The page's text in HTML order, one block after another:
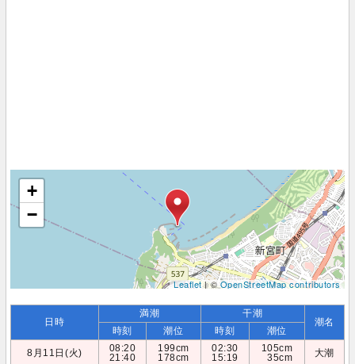
+
−
Leaflet| ©OpenStreetMap contributors
日時
満潮 干潮
潮名
時刻 潮位 時刻
潮位
8月11日(火)
08:20
21:40
199cm
178cm
02:30
15:19
105cm
35cm
大潮